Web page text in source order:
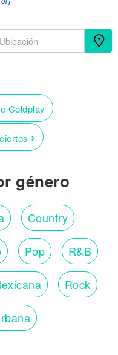
Coldplay
›
género
Country
Pop R&B
Rock